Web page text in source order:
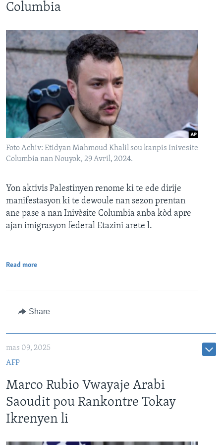
Columbia
Foto Achiv: Etidyan Mahmoud Khalil sou kanpis Inivesite
Columbia nan Nouyok, 29 Avril, 2024.
Yon aktivis Palestinyen renome ki te ede dirije
manifestasyon ki te dewoule nan sezon prentan
ane pase a nan Inivèsite Columbia anba kòd apre
ajan imigrasyon federal Etazini arete l.
Read more
Share
mas 09, 2025
AFP
Marco Rubio Vwayaje Arabi
Saoudit pou Rankontre Tokay
Ikrenyen li